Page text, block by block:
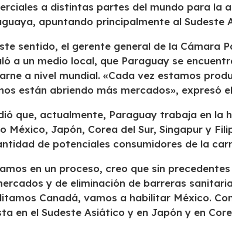
a distintas partes del mundo para la
apuntando principalmente al Sudeste
sentido, el gerente general de la Cámara
a un medio local, que Paraguay se
a nivel mundial. «Cada vez estamos
están abriendo más mercados», expresó
que, actualmente, Paraguay trabaja en la
México, Japón, Corea del Sur, Singapur y
de potenciales consumidores de la
en un proceso, creo que sin
y de eliminación de barreras
Canadá, vamos a habilitar México.
en el Sudeste Asiático y en Japón y en